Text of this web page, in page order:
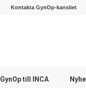
Kontakta GynOp-kansliet
GynOp till INCA